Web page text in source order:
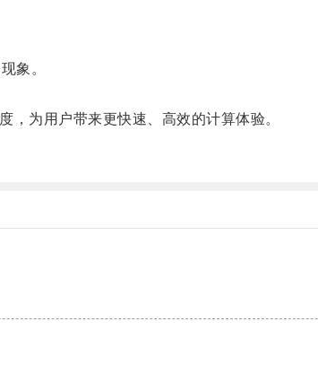
象。
为用户带来更快速、高效的计算体验。